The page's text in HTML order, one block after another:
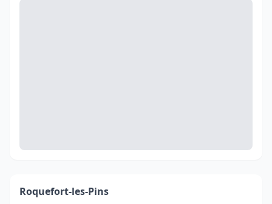
Roquefort-les-Pins